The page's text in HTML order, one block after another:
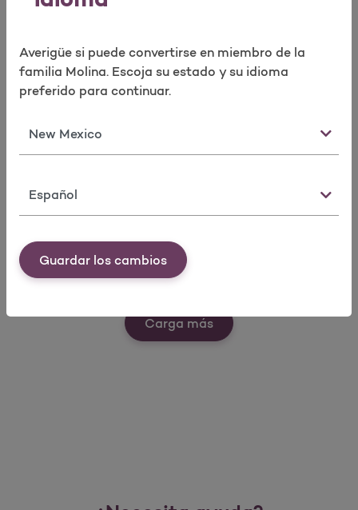
Averigüe si puede convertirse en miembro de la
familia Molina. Escoja su estado y su idioma
preferido para continuar.
Estado
Idioma
Guardar los cambios
rápidas
Buscar un
Solicitar
como
miembro
Formularios
Carga másVer nuestras